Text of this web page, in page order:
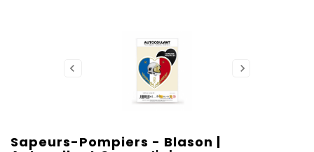
Sapeurs-Pompiers - Blason |